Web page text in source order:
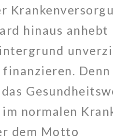
hinaus
finanzieren.
normalen
dem Motto